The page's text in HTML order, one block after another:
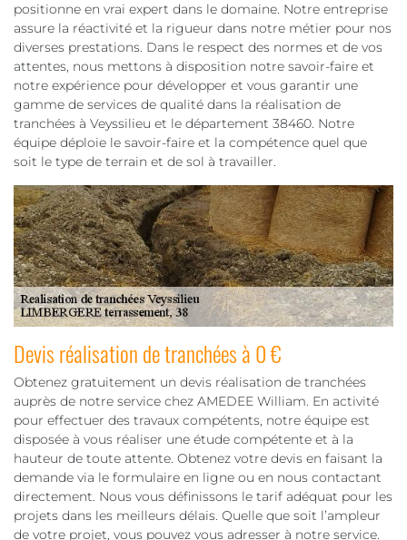
positionne en vrai expert dans le domaine. Notre entreprise
assure la réactivité et la rigueur dans notre métier pour nos
diverses prestations. Dans le respect des normes et de vos
attentes, nous mettons à disposition notre savoir-faire et
notre expérience pour développer et vous garantir une
gamme de services de qualité dans la réalisation de
tranchées à Veyssilieu et le département 38460. Notre
équipe déploie le savoir-faire et la compétence quel que
soit le type de terrain et de sol à travailler.
Devis réalisation de tranchées à 0 €
Obtenez gratuitement un devis réalisation de tranchées
auprès de notre service chez AMEDEE William. En activité
pour effectuer des travaux compétents, notre équipe est
disposée à vous réaliser une étude compétente et à la
hauteur de toute attente. Obtenez votre devis en faisant la
demande via le formulaire en ligne ou en nous contactant
directement. Nous vous définissons le tarif adéquat pour les
projets dans les meilleurs délais. Quelle que soit l’ampleur
de votre projet, vous pouvez vous adresser à notre service.